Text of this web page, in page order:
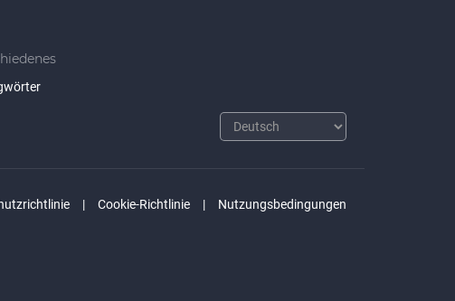
Cookie-Richtlinie Nutzungsbedingungen